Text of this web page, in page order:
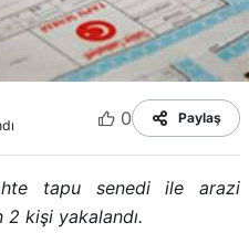
0 Paylaş
tapu senedi ile arazi
2 kişi yakalandı.